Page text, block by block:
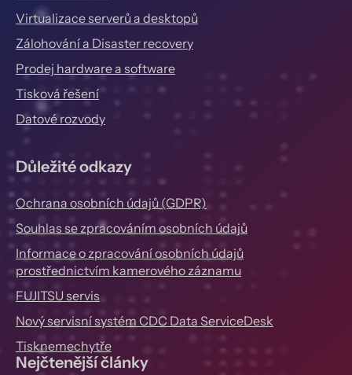
Virtualizace serverů a desktopů
Zálohování a Disaster recovery
Prodej hardware a software
Tisková řešení
Datové rozvody
Důležité odkazy
Ochrana osobních údajů (GDPR)
Souhlas se zpracováním osobních údajů
Informace o zpracování osobních údajů
prostřednictvím kamerového záznamu
FUJITSU servis
Nový servisní systém CDC Data ServiceDesk
Tisknemechytře
Nejčtenější články